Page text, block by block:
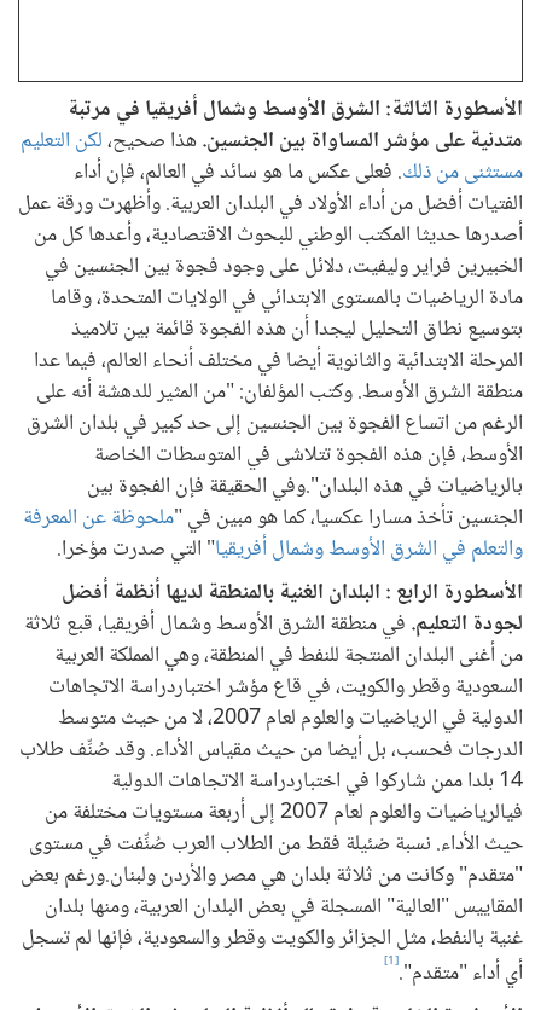
الأسطورة الثالثة: الشرق الأوسط وشمال أفريقيا في مرتبة
متدنية على مؤشر المساواة بين الجنسين.هذا صحيح،لكن التعليم
مستثنى من ذلك. فعلى عكس ما هو سائد في العالم، فإن أداء
الفتيات أفضل من أداء الأولاد في البلدان العربية. وأظهرت ورقة عمل
أصدرها حديثا المكتب الوطني للبحوث الاقتصادية، وأعدها كل من
الخبيرين فراير وليفيت، دلائل على وجود فجوة بين الجنسين في
مادة الرياضيات بالمستوى الابتدائي في الولايات المتحدة، وقاما
بتوسيع نطاق التحليل ليجدا أن هذه الفجوة قائمة بين تلاميذ
المرحلة الابتدائية والثانوية أيضا في مختلف أنحاء العالم، فيما عدا
منطقة الشرق الأوسط. وكتب المؤلفان: "من المثير للدهشة أنه على
الرغم من اتساع الفجوة بين الجنسين إلى حد كبير في بلدان الشرق
الأوسط، فإن هذه الفجوة تتلاشى في المتوسطات الخاصة
بالرياضيات في هذه البلدان".وفي الحقيقة فإن الفجوة بين
الجنسين تأخذ مسارا عكسيا، كما هو مبين في "ملحوظة عن المعرفة
والتعلم في الشرق الأوسط وشمال أفريقيا" التي صدرت مؤخرا.
الأسطورة الرابع : البلدان الغنية بالمنطقة لديها أنظمة أفضل
لجودة التعليم. في منطقة الشرق الأوسط وشمال أفريقيا، قبع ثلاثة
من أغنى البلدان المنتجة للنفط في المنطقة، وهي المملكة العربية
السعودية وقطر والكويت، في قاع مؤشر اختباردراسة الاتجاهات
الدولية في الرياضيات والعلوم لعام 2007، لا من حيث متوسط
الدرجات فحسب، بل أيضا من حيث مقياس الأداء. وقد صُنِّف طلاب
14 بلدا ممن شاركوا في اختباردراسة الاتجاهات الدولية
فيالرياضيات والعلوم لعام 2007 إلى أربعة مستويات مختلفة من
حيث الأداء. نسبة ضئيلة فقط من الطلاب العرب صُنِّفت في مستوى
"متقدم" وكانت من ثلاثة بلدان هي مصر والأردن ولبنان.ورغم بعض
المقاييس "العالية" المسجلة في بعض البلدان العربية، ومنها بلدان
غنية بالنفط، مثل الجزائر والكويت وقطر والسعودية، فإنها لم تسجل
أي أداء "متقدم".[1]